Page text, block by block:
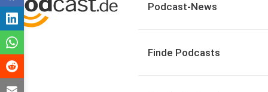
Podcast-News
Finde Podcasts